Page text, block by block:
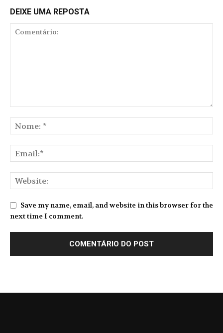
DEIXE UMA REPOSTA
Save my name, email, and website in this browser for the
next time I comment.